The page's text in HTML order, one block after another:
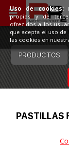
PRODUCTOS
PASTILLAS
Uso de cookies:
propias y de
ofrecidos a los
que acepta el uso
las cookies en